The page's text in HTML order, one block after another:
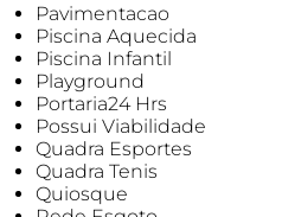
Pavimentacao
Piscina Aquecida
Piscina Infantil
Playground
Portaria24 Hrs
Possui Viabilidade
Quadra Esportes
Quadra Tenis
Quiosque